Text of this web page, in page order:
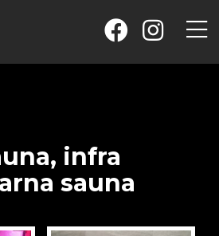
infra
sauna